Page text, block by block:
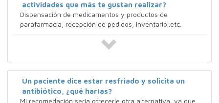
actividades que más te gustan realizar?
Dispensación de medicamentos y productos de
parafarmacia, recepción de pedidos, inventario..etc.
Un paciente dice estar resfriado y solicita un
antibiótico, ¿qué harías?
Mi recomedación seria ofrecerle otra alternativa, ya que